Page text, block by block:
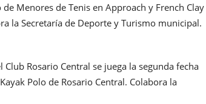
Menores de Tenis en Approach y French Clay
la Secretaría de Deporte y Turismo municipal.
Rosario Central se juega la segunda fecha
Polo de Rosario Central. Colabora la